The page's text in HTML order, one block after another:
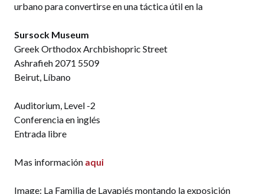
urbano para convertirse en una táctica útil en la
Sursock Museum
Greek Orthodox Archbishopric Street
Ashrafieh 2071 5509
Beirut, Líbano
Auditorium, Level -2
Conferencia en inglés
Entrada libre
Mas información aqui
Image: La Familia de Lavapiés montando la exposición